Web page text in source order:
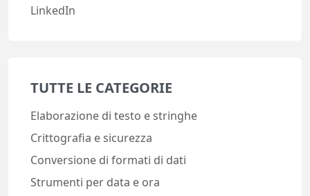
LinkedIn
TUTTE LE CATEGORIE
Elaborazione di testo e stringhe
Crittografia e sicurezza
Conversione di formati di dati
Strumenti per data e ora